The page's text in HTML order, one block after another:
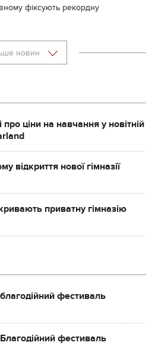
фіксують рекордну
новин
ціни на навчання у новітній
відкриття нової гімназії
приватну гімназію
фестиваль
фестиваль